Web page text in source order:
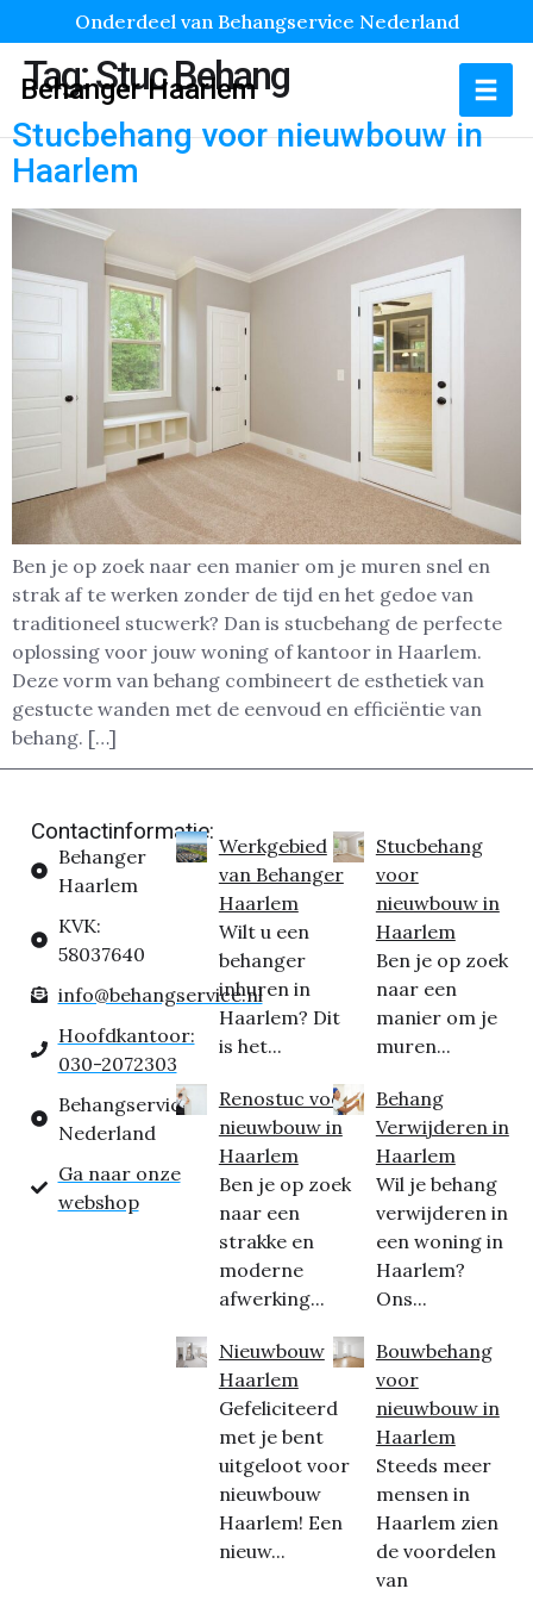
Onderdeel van Behangservice Nederland
Behanger Haarlem
Tag:Stuc Behang
Stucbehang voor nieuwbouw in
Haarlem
Ben je op zoek naar een manier om je muren snel en
strak af te werken zonder de tijd en het gedoe van
traditioneel stucwerk? Dan is stucbehang de perfecte
oplossing voor jouw woning of kantoor in Haarlem.
Deze vorm van behang combineert de esthetiek van
gestucte wanden met de eenvoud en efficiëntie van
behang. […]
Contactinformatie:
Behanger
Haarlem
KVK:
58037640
info@behangservice.nl
Hoofdkantoor:
030-2072303
Behangservice
Nederland
Ga naar onze
webshop
Werkgebied
van Behanger
Haarlem
Wilt u een
behanger
inhuren in
Haarlem? Dit
is het...
Renostuc voor
nieuwbouw in
Haarlem
Ben je op zoek
naar een
strakke en
moderne
afwerking...
Nieuwbouw
Haarlem
Gefeliciteerd
met je bent
uitgeloot voor
nieuwbouw
Haarlem! Een
nieuw...
Stucbehang
voor
nieuwbouw in
Haarlem
Ben je op zoek
naar een
manier om je
muren...
Behang
Verwijderen in
Haarlem
Wil je behang
verwijderen in
een woning in
Haarlem?
Ons...
Bouwbehang
voor
nieuwbouw in
Haarlem
Steeds meer
mensen in
Haarlem zien
de voordelen
van